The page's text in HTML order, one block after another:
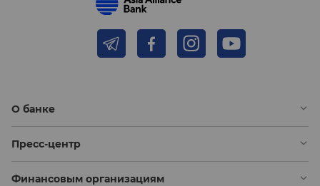
О банке
Пресс-центр
Финансовым организациям